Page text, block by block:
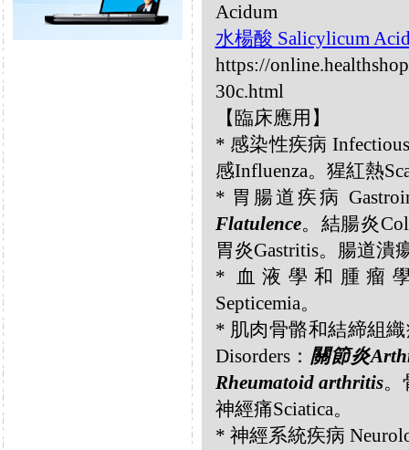
Acidum
水楊酸 Salicylicum
https://
30c.html
【臨床應用】
* 感染性疾病
感Influenza。猩紅熱
* 胃腸道疾病
Flatulence。結腸炎
胃炎Gastritis。腸道潰
* 血液學和腫瘤學
Septicemia。
* 肌肉骨骼和結締組織
Disorders： 關節炎
Rheumatoid arthritis。
神經痛Sciatica。
* 神經系統疾病